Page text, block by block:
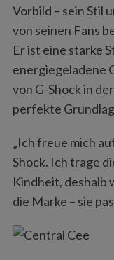
Vorbild – sein Stil
von seinen Fans
Er ist eine starke
energiegeladene
von G-Shock in
perfekte
„Ich freue mich
Shock. Ich trage
Kindheit, deshalb
die Marke – sie